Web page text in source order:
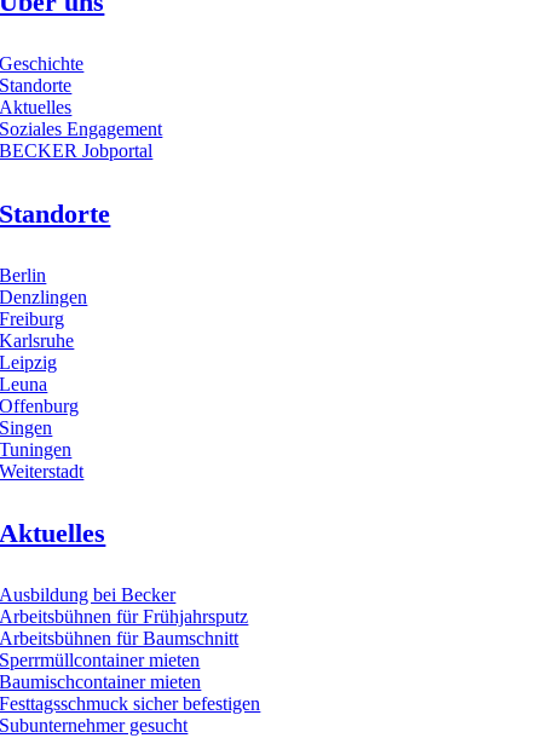
Geschichte
Standorte
Aktuelles
Soziales Engagement
BECKER Jobportal
Standorte
Berlin
Denzlingen
Freiburg
Karlsruhe
Leipzig
Leuna
Offenburg
Singen
Tuningen
Weiterstadt
Aktuelles
Ausbildung bei Becker
Arbeitsbühnen für Frühjahrsputz
Arbeitsbühnen für Baumschnitt
Sperrmüllcontainer mieten
Baumischcontainer mieten
Festtagsschmuck sicher befestigen
Subunternehmer gesucht